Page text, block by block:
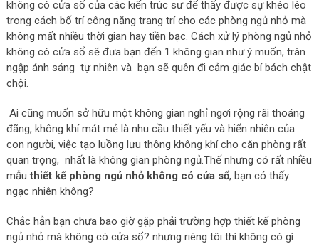
không có cửa sổ của các kiến trúc sư để thấy được sự khéo léo
trong cách bố trí công năng trang trí cho các phòng ngủ nhỏ mà
không mất nhiều thời gian hay tiền bạc. Cách xử lý phòng ngủ nhỏ
không có cửa sổ sẽ đưa bạn đến 1 không gian như ý muốn, tràn
ngập ánh sáng tự nhiên và bạn sẽ quên đi cảm giác bí bách chật
chội.
Ai cũng muốn sở hữu một không gian nghỉ ngơi rộng rãi thoáng
đãng, không khí mát mẻ là nhu cầu thiết yếu và hiển nhiên của
con người, việc tạo luồng lưu thông không khí cho căn phòng rất
quan trọng, nhất là không gian phòng ngủ.Thế nhưng có rất nhiều
mẫuthiết kế phòng ngủ nhỏ không có cửa sổ, bạn có thấy
ngạc nhiên không?
Chắc hẳn bạn chưa bao giờ gặp phải trường hợp thiết kế phòng
ngủ nhỏ mà không có cửa sổ? nhưng riêng tôi thì không có gì